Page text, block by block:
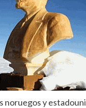
noruegos y